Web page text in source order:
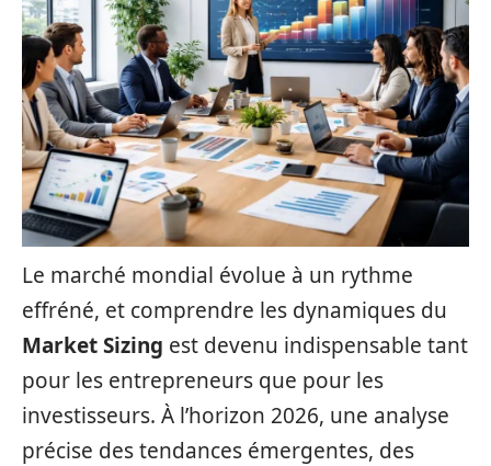
Le marché mondial évolue à un rythme
effréné, et comprendre les dynamiques du
Market Sizing est devenu indispensable tant
pour les entrepreneurs que pour les
investisseurs. À l’horizon 2026, une analyse
précise des tendances émergentes, des